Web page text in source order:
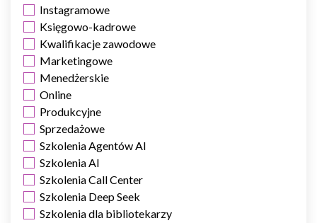
Instagramowe
Księgowo-kadrowe
Kwalifikacje zawodowe
Marketingowe
Menedżerskie
Online
Produkcyjne
Sprzedażowe
Szkolenia Agentów AI
Szkolenia AI
Szkolenia Call Center
Szkolenia Deep Seek
Szkolenia dla bibliotekarzy